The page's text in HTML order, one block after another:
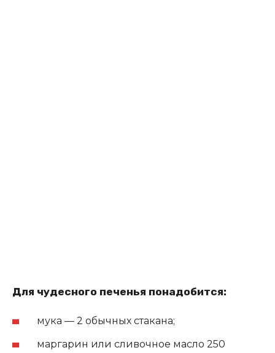
Для чудесного печенья понадобится:
мука — 2 обычных стакана;
маргарин или сливочное масло 250